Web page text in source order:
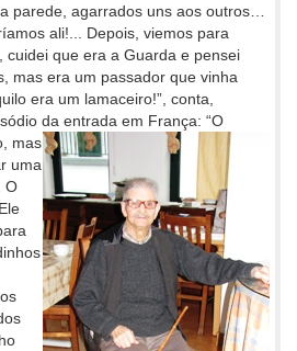
parede, agarrados uns aos outros…
ali!... Depois, viemos para
cuidei que era a Guarda e pensei
mas era um passador que vinha
era um lamaceiro!”, conta,
da entrada em França: “O
mas
uma
O